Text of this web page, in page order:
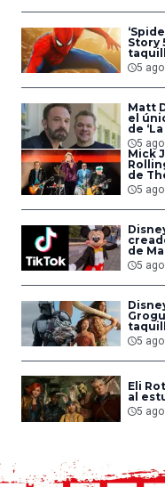
Story
5
Matt
el
de
5
Mick
de
5
de
5
5
Eli
al
5